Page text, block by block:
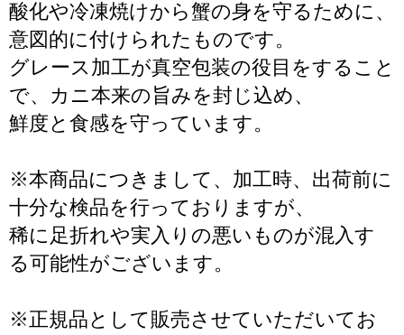
酸化や冷凍焼けから蟹の身を守るために、
意図的に付けられたものです。
グレース加工が真空包装の役目をすること
で、カニ本来の旨みを封じ込め、
鮮度と食感を守っています。
※本商品につきまして、加工時、出荷前に
十分な検品を行っておりますが、
稀に足折れや実入りの悪いものが混入す
る可能性がございます。
※正規品として販売させていただいてお